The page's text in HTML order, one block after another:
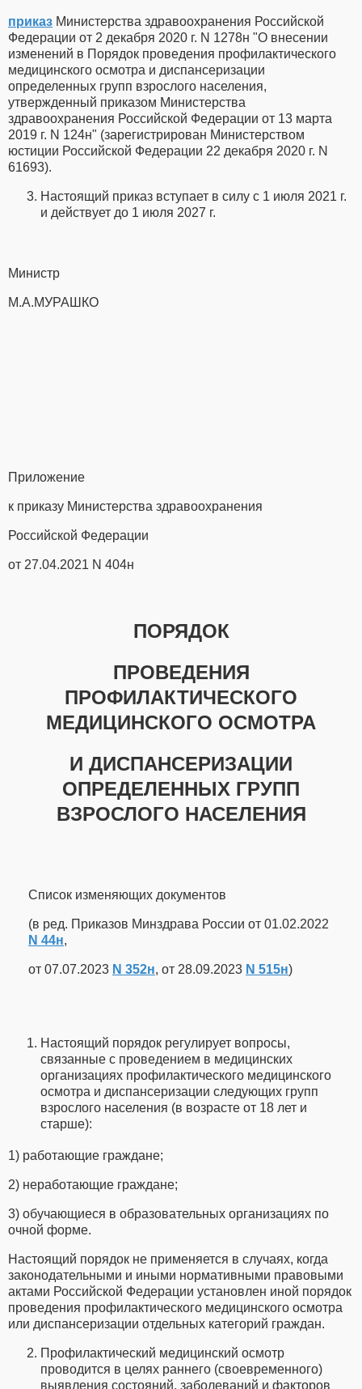
приказ Министерства здравоохранения Российской
Федерации от 2 декабря 2020 г. N 1278н "О внесении
изменений в Порядок проведения профилактического
медицинского осмотра и диспансеризации
определенных групп взрослого населения,
утвержденный приказом Министерства
здравоохранения Российской Федерации от 13 марта
2019 г. N 124н" (зарегистрирован Министерством
юстиции Российской Федерации 22 декабря 2020 г. N
61693).
Настоящий приказ вступает в силу с 1 июля 2021 г.
и действует до 1 июля 2027 г.
Министр
М.А.МУРАШКО
Приложение
к приказу Министерства здравоохранения
Российской Федерации
от 27.04.2021 N 404н
ПОРЯДОК
ПРОВЕДЕНИЯ
ПРОФИЛАКТИЧЕСКОГО
МЕДИЦИНСКОГО ОСМОТРА
И ДИСПАНСЕРИЗАЦИИ
ОПРЕДЕЛЕННЫХ ГРУПП
ВЗРОСЛОГО НАСЕЛЕНИЯ
Список изменяющих документов
(в ред. Приказов Минздрава России от 01.02.2022
N 44н,
от 07.07.2023 N 352н, от 28.09.2023 N 515н)
Настоящий порядок регулирует вопросы,
связанные с проведением в медицинских
организациях профилактического медицинского
осмотра и диспансеризации следующих групп
взрослого населения (в возрасте от 18 лет и
старше):
1) работающие граждане;
2) неработающие граждане;
3) обучающиеся в образовательных организациях по
очной форме.
Настоящий порядок не применяется в случаях, когда
законодательными и иными нормативными правовыми
актами Российской Федерации установлен иной порядок
проведения профилактического медицинского осмотра
или диспансеризации отдельных категорий граждан.
Профилактический медицинский осмотр
проводится в целях раннего (своевременного)
выявления состояний, заболеваний и факторов